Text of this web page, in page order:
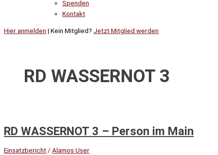
Spenden
Kontakt
Hier anmelden | Kein Mitglied? Jetzt Mitglied werden
RD WASSERNOT 3
RD WASSERNOT 3 – Person im Main
Einsatzbericht/ Alamos User